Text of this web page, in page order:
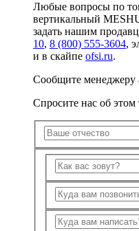
Любые вопросы по
вертикальный
задать нашим
10, 8 (800) 555-3604,
и в скайпе ofsi.ru.
Сообщите менеджеру
Спросите нас об этом